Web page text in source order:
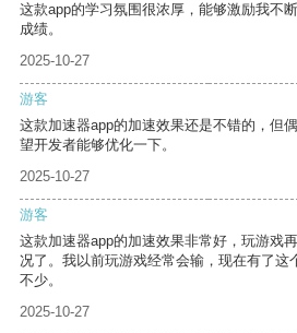
这款app的学习氛围很浓厚，能够激励我不
成绩。
2025-10-27
游客
这款加速器app的加速效果还是不错的，但
望开发者能够优化一下。
2025-10-27
游客
这款加速器app的加速效果非常好，玩游戏
况了。我以前玩游戏经常会输，现在有了这
不少。
2025-10-27